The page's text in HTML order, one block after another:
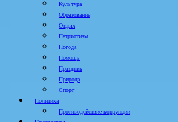
Культура
Образование
Отдых
Патриотизм
Погода
Помощь
Праздник
Природа
Спорт
Политика
Противодействие коррупции